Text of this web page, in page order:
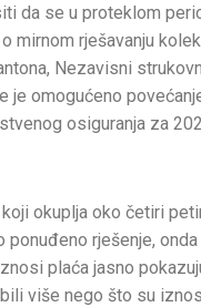
da se u proteklom
mirnom rješavanju
Nezavisni
je omogućeno
osiguranja za
okuplja oko četiri
ponuđeno rješenje,
plaća jasno
više nego što su